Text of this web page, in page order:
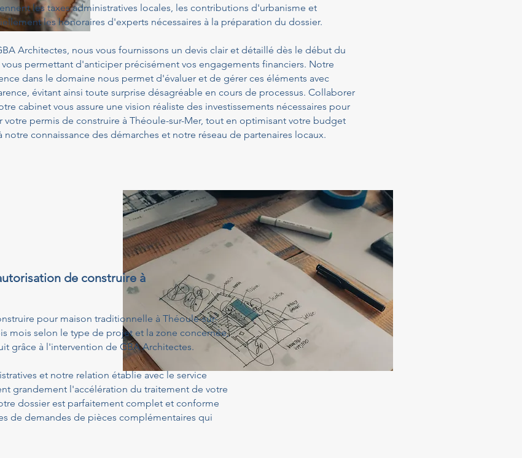
les taxes administratives locales, les contributions d'urbanisme et
les honoraires d'experts nécessaires à la préparation du dossier.
Architectes, nous vous fournissons un devis clair et détaillé dès le début du
permettant d'anticiper précisément vos engagements financiers. Notre
dans le domaine nous permet d'évaluer et de gérer ces éléments avec
évitant ainsi toute surprise désagréable en cours de processus. Collaborer
cabinet vous assure une vision réaliste des investissements nécessaires pour
votre permis de construire à Théoule-sur-Mer, tout en optimisant votre budget
notre connaissance des démarches et notre réseau de partenaires locaux.
de construire à
pour maison traditionnelle à Théoule-sur-
mois selon le type de projet et la zone concernée,
grâce à l'intervention de GBA Architectes.
et notre relation établie avec le service
grandement l'accélération du traitement de votre
dossier est parfaitement complet et conforme
de demandes de pièces complémentaires qui